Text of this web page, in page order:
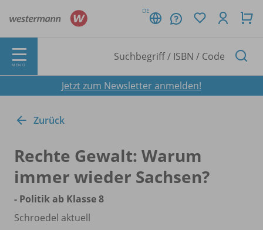
DE
MENÜ
Jetzt zum Newsletter anmelden!
Zurück
Rechte Gewalt: Warum
immer wieder Sachsen?
- Politik ab Klasse 8
Schroedel aktuell